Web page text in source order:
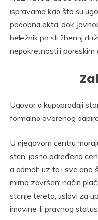
ispravama kao što su
podobna akta, dok
beležnik po službenoj
nepokretnosti i poreskim
Ugovor o kupoprodaji
formalno overenog
U njegovom centru
stan, jasno određena
a odmah uz to i sve ono
mirno završen: način
stanje tereta, uslovi za
imovine ili pravnog